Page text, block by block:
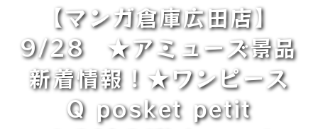
【マンガ倉庫広田店】
9/28 ★アミューズ景品
新着情報！★ワンピース
Q posket petit